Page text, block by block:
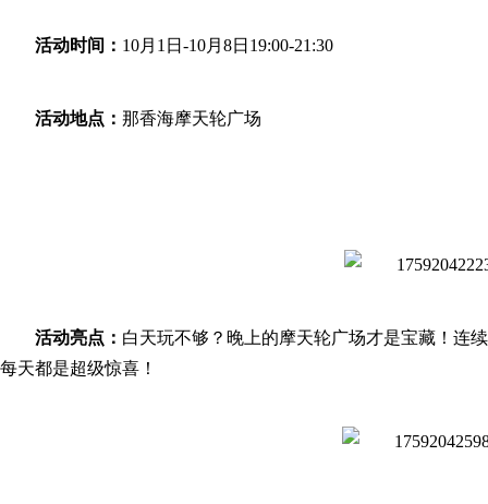
活动时间： 10月1日-10月8日19:00-21:30
活动地点： 那香海摩天轮广场
活动亮点： 白天玩不够？晚上的摩天轮广场才是宝藏！连
每天都是超级惊喜！